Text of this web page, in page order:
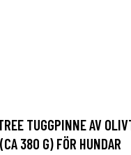
TUGGPINNE AV
380 G) FÖR HUNDAR